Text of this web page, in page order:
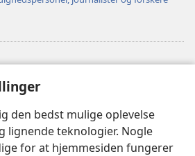
den bedst mulige oplevelse
lignende teknologier. Nogle
for at hjemmesiden fungerer
LIBRARY™